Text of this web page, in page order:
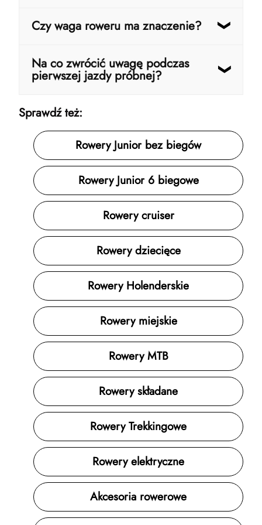
Tak – to modele stworzone właśnie do
regularnego użytkowania, nie tylko
Czy waga roweru ma znaczenie?
Tak – im lżejszy rower, tym łatwiej dziecku
nim manewrować i kontrolować jazdę.
Na co zwrócić uwagę podczas
pierwszej jazdy próbnej?
Na komfort, stabilność i pewność
prowadzenia. Jeśli dziecko od początku
czuje się swobodnie, to bardzo dobry
znak.
Sprawdź też:
Rowery Junior bez biegów
Rowery Junior 6 biegowe
Rowery cruiser
Rowery dziecięce
Rowery Holenderskie
Rowery miejskie
Rowery MTB
Rowery składane
Rowery Trekkingowe
Rowery elektryczne
Akcesoria rowerowe